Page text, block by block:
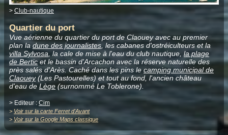
> Club-nautique
Quartier du port
Vue aérienne du quartier du port de Claouey avec au premier
plan la dune des journalistes , les cabanes d'ostréiculteurs et la
villa Sylvosa , la cale de mise à l'eau du club nautique, la plage
de Berticet le bassin d'Arcachon avec la réserve naturelle des
près salés d'Arès. Caché dans les pins lecamping municipal de
Claouey(Les Pastourelles) et tout au fond, l'ancien château
d'eau de Lège (surnommé Le Toblerone).
> Editeur : Cim
> Voir sur la carte Ferret d'Avant
> Voir sur la Google Maps classique